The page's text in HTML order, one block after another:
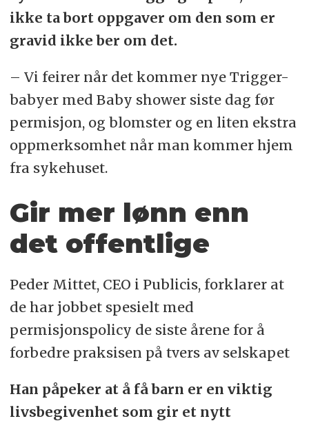
ikke ta bort oppgaver om den som er
gravid ikke ber om det.
– Vi feirer når det kommer nye Trigger-
babyer med Baby shower siste dag før
permisjon, og blomster og en liten ekstra
oppmerksomhet når man kommer hjem
fra sykehuset.
Gir mer lønn enn
det offentlige
Peder Mittet, CEO i Publicis, forklarer at
de har jobbet spesielt med
permisjonspolicy de siste årene for å
forbedre praksisen på tvers av selskapet
Han påpeker at å få barn er en viktig
livsbegivenhet som gir et nytt